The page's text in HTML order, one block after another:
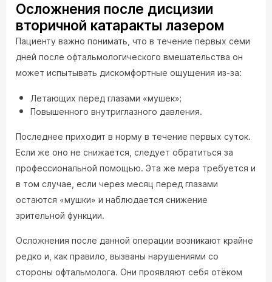
Осложнения после дисцизии
вторичной катаракты лазером
Пациенту важно понимать, что в течение первых семи
дней после офтальмологического вмешательства он
может испытывать дискомфортные ощущения из-за:
Летающих перед глазами «мушек»;
Повышенного внутриглазного давления.
Последнее приходит в норму в течение первых суток.
Если же оно не снижается, следует обратиться за
профессиональной помощью. Эта же мера требуется и
в том случае, если через месяц перед глазами
остаются «мушки» и наблюдается снижение
зрительной функции.
Осложнения после данной операции возникают крайне
редко и, как правило, вызваны нарушениями со
стороны офтальмолога. Они проявляют себя отёком